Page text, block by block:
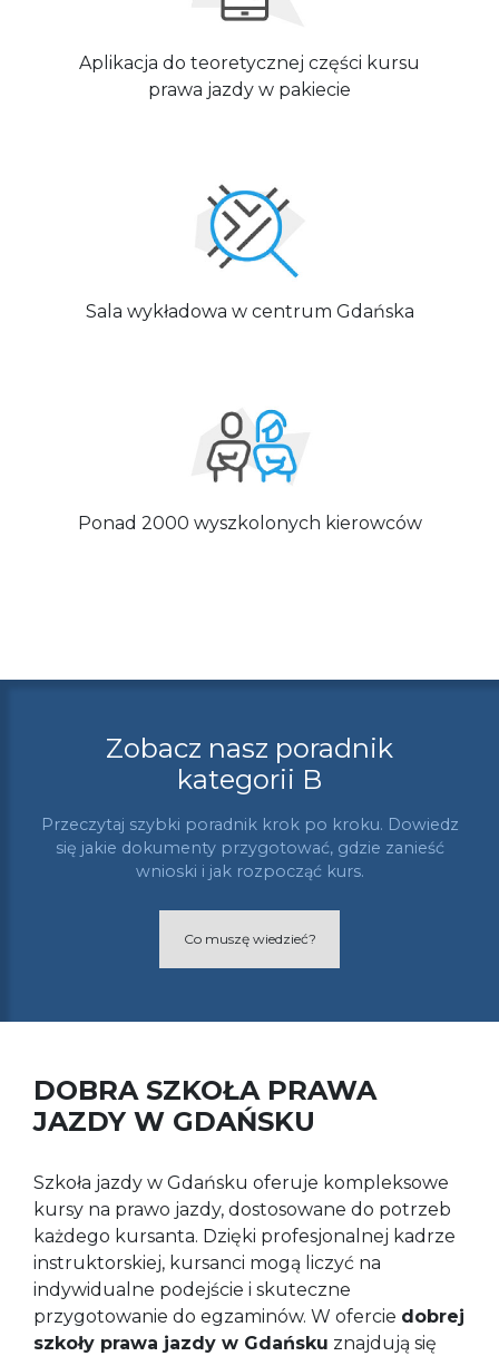
Aplikacja do teoretycznej części kursu
prawa jazdy w pakiecie
Sala wykładowa w centrum Gdańska
Ponad 2000 wyszkolonych kierowców
Zobacz nasz poradnik
kategorii B
Przeczytaj szybki poradnik krok po kroku. Dowiedz
się jakie dokumenty przygotować, gdzie zanieść
wnioski i jak rozpocząć kurs.
Co muszę wiedzieć?
DOBRA SZKOŁA PRAWA
JAZDY W GDAŃSKU
Szkoła jazdy w Gdańsku oferuje kompleksowe
kursy na prawo jazdy, dostosowane do potrzeb
każdego kursanta. Dzięki profesjonalnej kadrze
instruktorskiej, kursanci mogą liczyć na
indywidualne podejście i skuteczne
przygotowanie do egzaminów. W ofercie dobrej
szkoły prawa jazdy w Gdańsku znajdują się